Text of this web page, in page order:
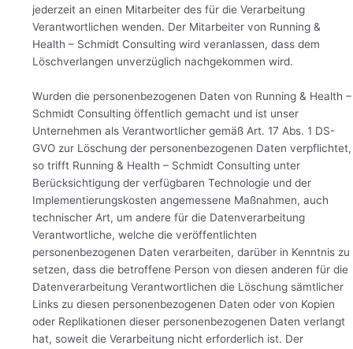
jederzeit an einen Mitarbeiter des für die Verarbeitung
Verantwortlichen wenden. Der Mitarbeiter von Running &
Health – Schmidt Consulting wird veranlassen, dass dem
Löschverlangen unverzüglich nachgekommen wird.
Wurden die personenbezogenen Daten von Running & Health –
Schmidt Consulting öffentlich gemacht und ist unser
Unternehmen als Verantwortlicher gemäß Art. 17 Abs. 1 DS-
GVO zur Löschung der personenbezogenen Daten verpflichtet,
so trifft Running & Health – Schmidt Consulting unter
Berücksichtigung der verfügbaren Technologie und der
Implementierungskosten angemessene Maßnahmen, auch
technischer Art, um andere für die Datenverarbeitung
Verantwortliche, welche die veröffentlichten
personenbezogenen Daten verarbeiten, darüber in Kenntnis zu
setzen, dass die betroffene Person von diesen anderen für die
Datenverarbeitung Verantwortlichen die Löschung sämtlicher
Links zu diesen personenbezogenen Daten oder von Kopien
oder Replikationen dieser personenbezogenen Daten verlangt
hat, soweit die Verarbeitung nicht erforderlich ist. Der